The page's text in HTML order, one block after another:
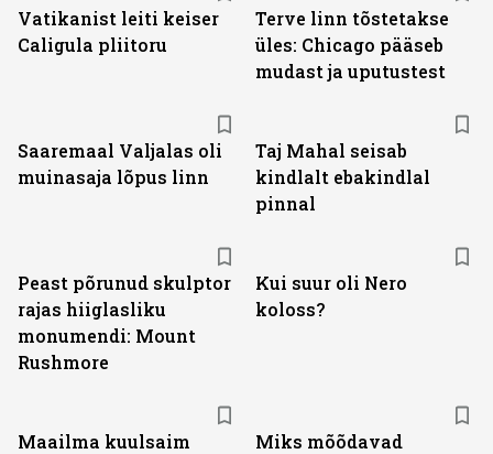
Vatikanist leiti keiser
Caligula pliitoru
Terve linn tõstetakse
üles: Chicago pääseb
mudast ja uputustest
Saaremaal Valjalas oli
muinasaja lõpus linn
Taj Mahal seisab
kindlalt ebakindlal
pinnal
Peast põrunud skulptor
rajas hiiglasliku
monumendi: Mount
Rushmore
Kui suur oli Nero
koloss?
Maailma kuulsaim
Miks mõõdavad